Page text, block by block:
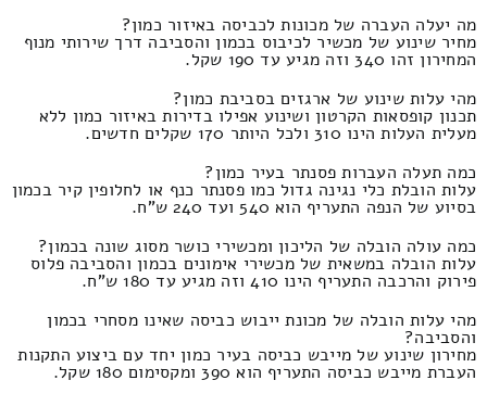
מה יעלה העברה של מכונות לכביסה באיזור כמון?
מחיר שינוע של מכשיר לכיבוס בכמון והסביבה דרך שירותי מנוף
המחירון זהו 340 וזה מגיע עד 190 שקל.
מהי עלות שינוע של ארגזים בסביבת כמון?
תכנון קופסאות הקרטון ושינוע אפילו בדירות באיזור כמון ללא
מעלית העלות הינו 310 ולכל היותר 170 שקלים חדשים.
כמה תעלה העברות פסנתר בעיר כמון?
עלות הובלת כלי נגינה גדול כמו פסנתר כנף או לחלופין קיר בכמון
בסיוע של הנפה התעריף הוא 540 ועד 240 ש"ח.
כמה עולה הובלה של הליכון ומכשירי כושר מסוג שונה בכמון?
עלות הובלה במשאית של מכשירי אימונים בכמון והסביבה פלוס
פירוק והרכבה התעריף הינו 410 וזה מגיע עד 180 ש"ח.
מהי עלות הובלה של מכונת ייבוש כביסה שאינו מסחרי בכמון
והסביבה?
מחירון שינוע של מייבש כביסה בעיר כמון יחד עם ביצוע התקנות
העברת מייבש כביסה התעריף הוא 390 ומקסימום 180 שקל.